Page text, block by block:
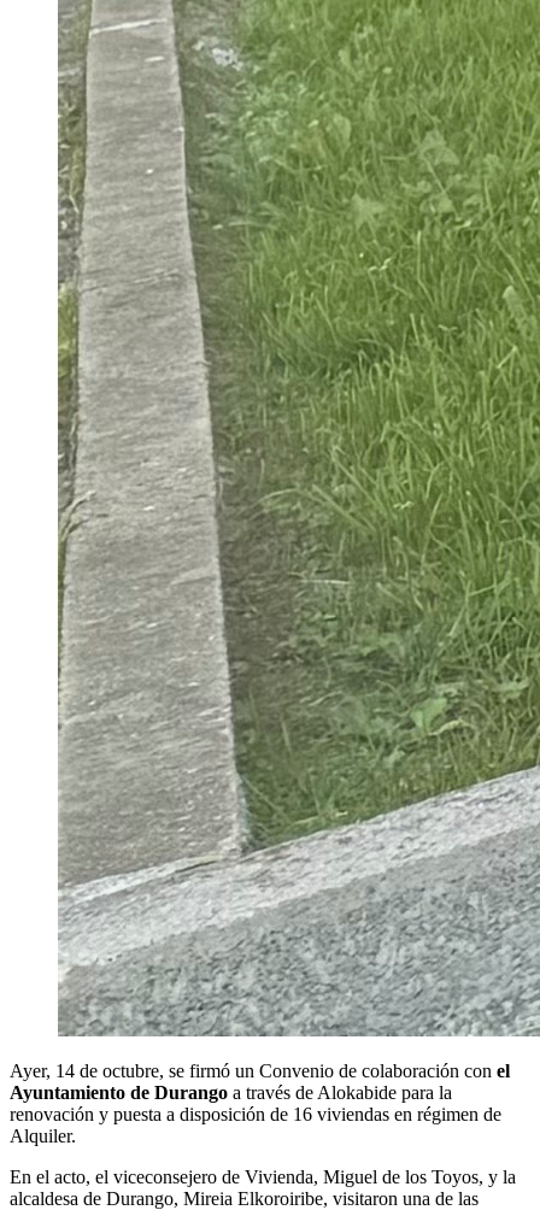
Ayer, 14 de octubre, se firmó un Convenio de colaboración con el
Ayuntamiento de Durango a través de Alokabide para la
renovación y puesta a disposición de 16 viviendas en régimen de
Alquiler.
En el acto, el viceconsejero de Vivienda, Miguel de los Toyos, y la
alcaldesa de Durango, Mireia Elkoroiribe, visitaron una de las